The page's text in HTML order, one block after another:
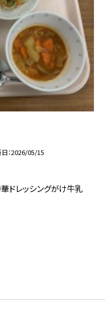
2026/05/15
ドレッシングがけ牛乳